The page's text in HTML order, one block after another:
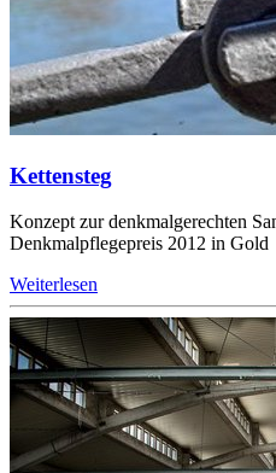
Kettensteg
Konzept zur denkmalgerechten
Denkmalpflegepreis 2012 in Gold
Weiterlesen